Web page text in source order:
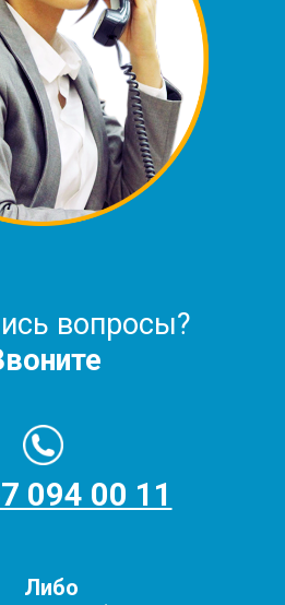
вопросы?
094 00 11
Либо